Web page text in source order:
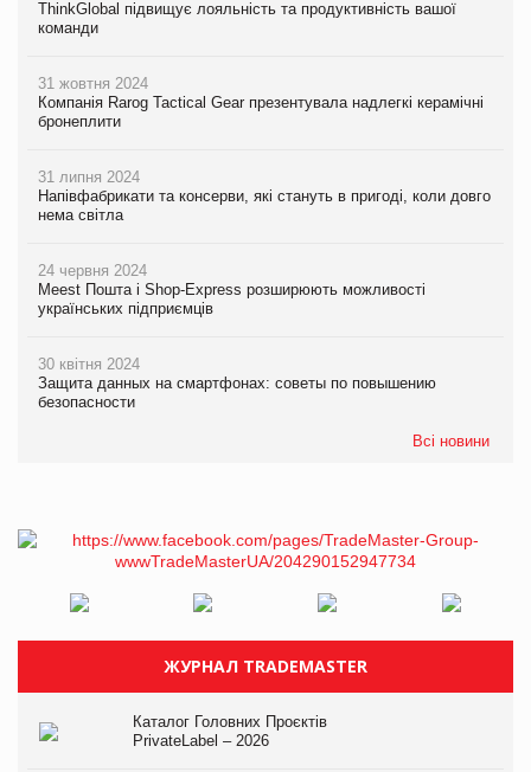
ThinkGlobal підвищує лояльність та продуктивність вашої
команди
31 жовтня 2024
Компанія Rarog Tactical Gear презентувала надлегкі керамічні
бронеплити
31 липня 2024
Напівфабрикати та консерви, які стануть в пригоді, коли довго
нема світла
24 червня 2024
Meest Пошта і Shop-Express розширюють можливості
українських підприємців
30 квітня 2024
Защита данных на смартфонах: советы по повышению
безопасности
Всі новини
ЖУРНАЛ TRADEMASTER
Каталог Головних Проєктів
PrivateLabel – 2026